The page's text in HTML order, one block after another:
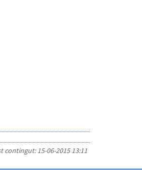
contingut:15-06-2015 13:11